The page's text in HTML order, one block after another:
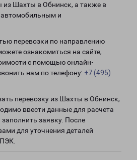
из Шахты в Обнинск, а также в
автомобильным и
перевозки по направлению
ознакомиться на сайте,
с помощью онлайн-
нам по телефону: +7 (495)
перевозку из Шахты в Обнинск,
ввести данные для расчета
заявку. После
для уточнения деталей